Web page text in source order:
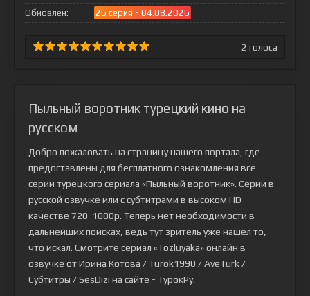
Обновлён:
26 серия - 04.08.2026
2 голоса
Пыльный воротник турецкий кино на
русском
Добро пожаловать на страницу нашего портала, где
предоставлены для бесплатного ознакомления все
серии турецкого сериала «Пыльный воротник». Серии в
русской озвучке или с субтитрами в высоком HD
качестве 720-1080p. Теперь нет необходимости в
дальнейших поисках, ведь тут зритель уже нашел то,
что искал. Смотрите сериал «Tozluyaka» онлайн в
озвучке от Ирина Котова / Turok1990 / AveTurk /
Субтитры / SesDizi на сайте - ТурокРу.